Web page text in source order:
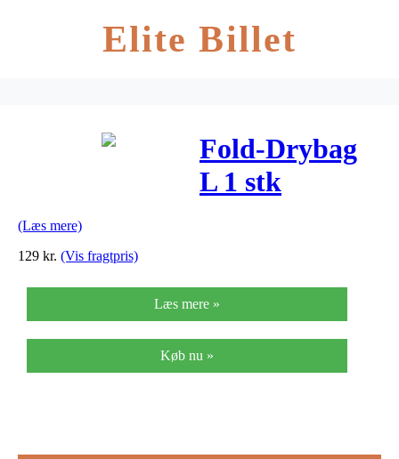
Elite Billet
Fold-Drybag
L 1 stk
(Læs mere)
129 kr. (Vis fragtpris)
Læs mere »
Køb nu »